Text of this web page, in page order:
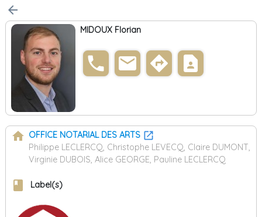
arrow_back
MIDOUX Florian
phone email directions contact_page
home OFFICE NOTARIAL DES ARTS
Philippe LECLERCQ, Christophe LEVECQ, Claire DUMONT,
Virginie DUBOIS, Alice GEORGE, Pauline LECLERCQ
book Label(s)